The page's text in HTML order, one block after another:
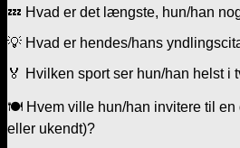
💤 Hvad er det længste, hun/han
💡 Hvad er hendes/hans
🏅 Hvilken sport ser hun/han helst i
🍽️ Hvem ville hun/han invitere til en
eller ukendt)?